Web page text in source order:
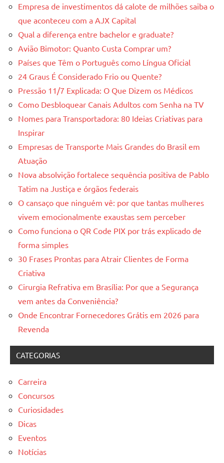
Empresa de investimentos dá calote de milhões saiba o
que aconteceu com a AJX Capital
Qual a diferença entre bachelor e graduate?
Avião Bimotor: Quanto Custa Comprar um?
Países que Têm o Português como Língua Oficial
24 Graus É Considerado Frio ou Quente?
Pressão 11/7 Explicada: O Que Dizem os Médicos
Como Desbloquear Canais Adultos com Senha na TV
Nomes para Transportadora: 80 Ideias Criativas para
Inspirar
Empresas de Transporte Mais Grandes do Brasil em
Atuação
Nova absolvição fortalece sequência positiva de Pablo
Tatim na Justiça e órgãos federais
O cansaço que ninguém vê: por que tantas mulheres
vivem emocionalmente exaustas sem perceber
Como funciona o QR Code PIX por trás explicado de
forma simples
30 Frases Prontas para Atrair Clientes de Forma
Criativa
Cirurgia Refrativa em Brasília: Por que a Segurança
vem antes da Conveniência?
Onde Encontrar Fornecedores Grátis em 2026 para
Revenda
CATEGORIAS
Carreira
Concursos
Curiosidades
Dicas
Eventos
Notícias